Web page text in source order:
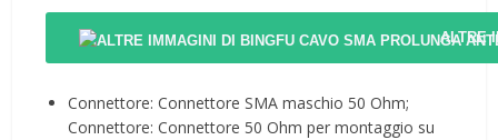
ALTRE
Connettore: Connettore SMA maschio 50 Ohm;
Connettore: Connettore 50 Ohm per montaggio su